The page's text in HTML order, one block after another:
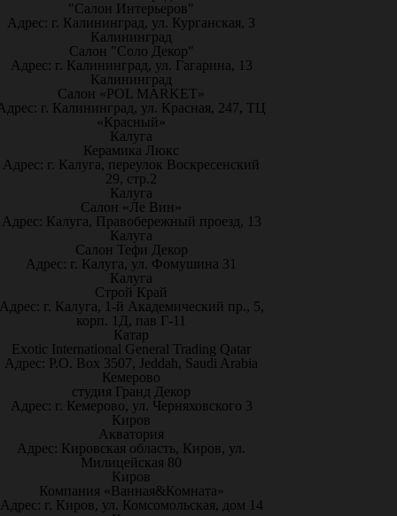
"Салон Интерьеров"
Адрес: г. Калининград, ул. Курганская, 3
Калининград
Салон "Соло Декор"
Адрес: г. Калининград, ул. Гагарина, 13
Калининград
Салон «POL MARKET»
г. Калининград, ул. Красная, 247, ТЦ
«Красный»
Калуга
Керамика Люкс
Адрес: г. Калуга, переулок Воскресенский
29, стр.2
Калуга
Салон «Ле Вин»
Адрес: Калуга, Правобережный проезд, 13
Калуга
Салон Тефи Декор
Адрес: г. Калуга, ул. Фомушина 31
Калуга
Строй Край
г. Калуга, 1-й Академический пр., 5,
корп. 1Д, пав Г-11
Катар
Exotic International General Trading Qatar
Адрес: P.O. Box 3507, Jeddah, Saudi Arabia
Кемерово
студия Гранд Декор
Адрес: г. Кемерово, ул. Черняховского 3
Киров
Акватория
Адрес: Кировская область, Киров, ул.
Милицейская 80
Киров
Компания «Ванная&Комната»
Адрес: г. Киров, ул. Комсомольская, дом 14